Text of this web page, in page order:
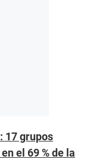
17 grupos
el 69 % de la